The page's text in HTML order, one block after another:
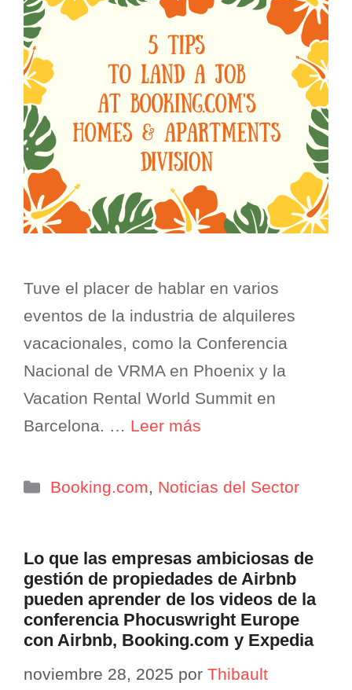
Tuve el placer de hablar en varios
eventos de la industria de alquileres
vacacionales, como la Conferencia
Nacional de VRMA en Phoenix y la
Vacation Rental World Summit en
Barcelona. … Leer más
Categorías
Booking.com, Noticias del Sector
Lo que las empresas ambiciosas de
gestión de propiedades de Airbnb
pueden aprender de los videos de la
conferencia Phocuswright Europe
con Airbnb, Booking.com y Expedia
noviembre 28, 2025 por Thibault